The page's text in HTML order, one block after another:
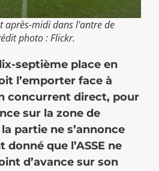
après-midi dans l'antre de
photo : Flickr.
septième place en
l’emporter face à
concurrent direct, pour
sur la zone de
partie ne s’annonce
donné que l’ASSE ne
d’avance sur son